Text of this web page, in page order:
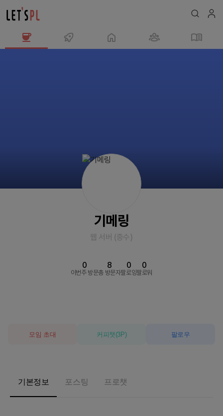
기메링
웹 서버 (중수)
이번주 방문
0
총 방문자
8
팔로잉
0
팔로워
0
모임 초대 커피챗 (3P) 팔로우
기본정보 포스팅 프로챗